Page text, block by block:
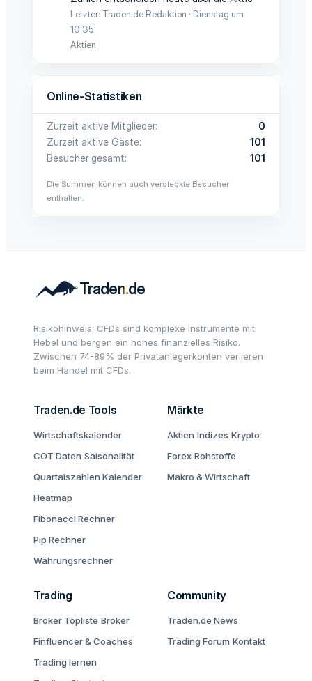
Letzter: Traden.de Redaktion
Dienstag um
10:35
Aktien
Online-Statistiken
Zurzeit aktive Mitglieder
0
Zurzeit aktive Gäste
101
Besucher gesamt
101
Die Summen können auch versteckte Besucher
enthalten.
Risikohinweis: CFDs sind komplexe Instrumente mit
Hebel und bergen ein hohes finanzielles Risiko.
Zwischen 74-89% der Privatanlegerkonten verlieren
beim Handel mit CFDs.
Traden.de Tools
Wirtschaftskalender
COT Daten Saisonalität
Quartalszahlen Kalender
Heatmap
Fibonacci Rechner
Pip Rechner
Währungsrechner
Märkte
Aktien Indizes Krypto
Forex Rohstoffe
Makro & Wirtschaft
Trading
Broker Topliste Broker
Finfluencer & Coaches
Trading lernen
Community
Traden.de News
Trading Forum Kontakt